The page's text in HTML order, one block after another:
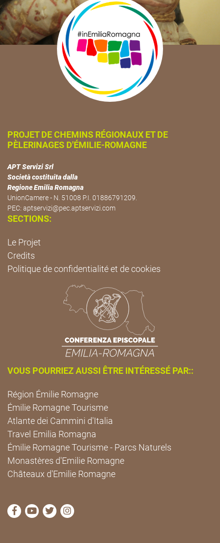
PROJET DE CHEMINS RÉGIONAUX ET DE
PÈLERINAGES D'ÉMILIE-ROMAGNE
APT Servizi Srl
Società costituita dalla
Regione Emilia Romagna
UnionCamere - N. 51008 P.I. 01886791209.
PEC: aptservizi@pec.aptservizi.com
SECTIONS:
Le Projet
Credits
Politique de confidentialité et de cookies
VOUS POURRIEZ AUSSI ÊTRE INTÉRESSÉ PAR::
Région Émilie Romagne
Émilie Romagne Tourisme
Atlante dei Cammini d'Italia
Travel Emilia Romagna
Émilie Romagne Tourisme - Parcs Naturels
Monastères d'Emilie Romagne
Châteaux d'Emilie Romagne
Visitez la page Facebook de Cammini Emilia-
Visitez la page YouTube de Cammini Emilia-
Visitez la page Twitter de Cammini Emilia-
Visitez la page Instagram de Cammini